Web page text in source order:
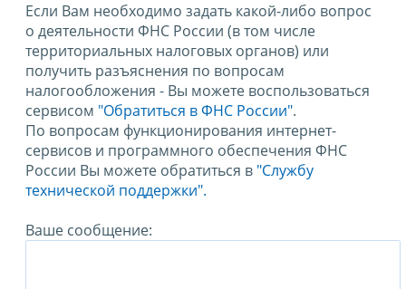
Если Вам необходимо задать какой-либо вопрос
о деятельности ФНС России (в том числе
территориальных налоговых органов) или
получить разъяснения по вопросам
налогообложения - Вы можете воспользоваться
сервисом "Обратиться в ФНС России".
По вопросам функционирования интернет-
сервисов и программного обеспечения ФНС
России Вы можете обратиться в "Службу
технической поддержки".
Ваше сообщение: